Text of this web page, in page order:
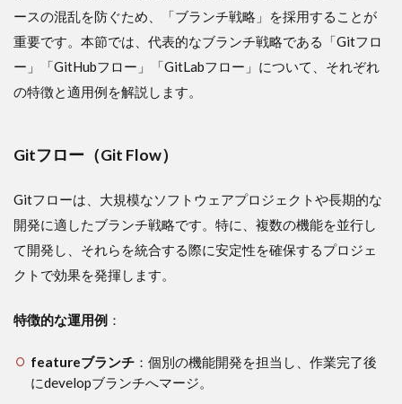
ースの混乱を防ぐため、「ブランチ戦略」を採用することが
重要です。本節では、代表的なブランチ戦略である「Gitフロ
ー」「GitHubフロー」「GitLabフロー」について、それぞれ
の特徴と適用例を解説します。
Gitフロー（Git Flow）
Gitフローは、大規模なソフトウェアプロジェクトや長期的な
開発に適したブランチ戦略です。特に、複数の機能を並行し
て開発し、それらを統合する際に安定性を確保するプロジェ
クトで効果を発揮します。
特徴的な運用例 ：
featureブランチ：個別の機能開発を担当し、作業完了後
にdevelopブランチへマージ。